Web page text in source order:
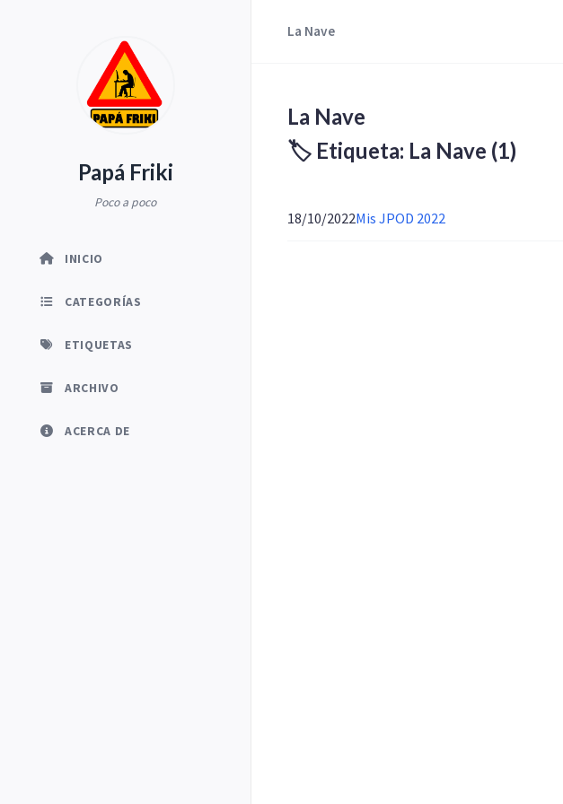
Papá Friki
Poco a poco
INICIO
CATEGORÍAS
ETIQUETAS
ARCHIVO
ACERCA DE
La Nave
La Nave
🏷️ Etiqueta: La Nave (1)
18/10/2022Mis JPOD 2022